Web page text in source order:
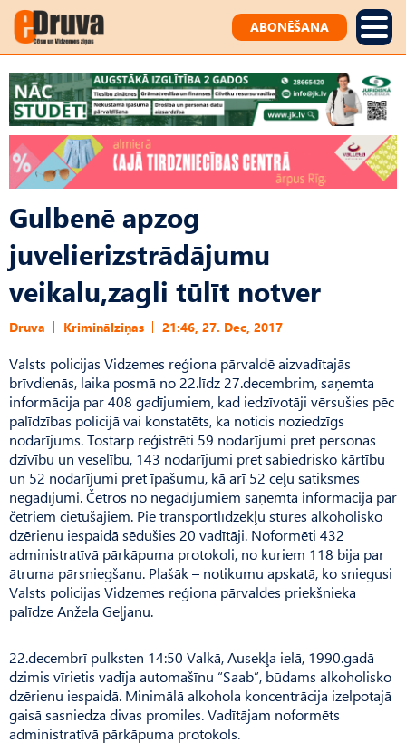
ABONĒŠANA
Gulbenē apzog
juvelierizstrādājumu
veikalu,zagli tūlīt notver
Druva Kriminālziņas 21:46, 27. Dec, 2017
Valsts policijas Vidzemes reģiona pārvaldē aizvadītajās
brīvdienās, laika posmā no 22.līdz 27.decembrim, saņemta
informācija par 408 gadījumiem, kad iedzīvotāji vērsušies pēc
palīdzības policijā vai konstatēts, ka noticis noziedzīgs
nodarījums. Tostarp reģistrēti 59 nodarījumi pret personas
dzīvību un veselību, 143 nodarījumi pret sabiedrisko kārtību
un 52 nodarījumi pret īpašumu, kā arī 52 ceļu satiksmes
negadījumi. Četros no negadījumiem saņemta informācija par
četriem cietušajiem. Pie transportlīdzekļu stūres alkoholisko
dzērienu iespaidā sēdušies 20 vadītāji. Noformēti 432
administratīvā pārkāpuma protokoli, no kuriem 118 bija par
ātruma pārsniegšanu. Plašāk – notikumu apskatā, ko sniegusi
Valsts policijas Vidzemes reģiona pārvaldes priekšnieka
palīdze Anžela Geļjanu.
22.decembrī pulksten 14:50 Valkā, Ausekļa ielā, 1990.gadā
dzimis vīrietis vadīja automašīnu “Saab”, būdams alkoholisko
dzērienu iespaidā. Minimālā alkohola koncentrācija izelpotajā
gaisā sasniedza divas promiles. Vadītājam noformēts
administratīvā pārkāpuma protokols.